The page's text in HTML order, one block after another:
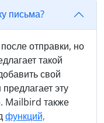
письма?
отправки, но
такой
свой
эту
Mailbird также
функций,